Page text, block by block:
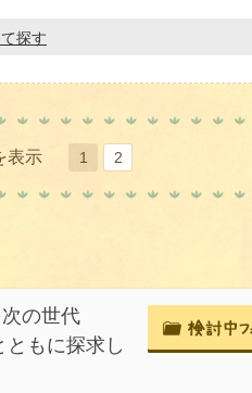
探す
表示 1 2
の世代
もに探求し